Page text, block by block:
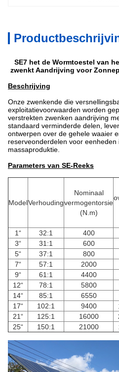
SE7 het de Wormtoestel van
zwenkt Aandrijving voor
Beschrijving
Onze zwenkende die
exploitatievoorwaarden worden
verstrekten zwenken aandrijving
standaard verminderde delen,
ontwerpen over de gehele waaier
reserveonderdelen voor eenheden
massaproduktie.
Parameters van SE-Reeks
ModelVerhouding
Nominaal
vermogentorsie
(N.m)
1“ 32:1 400
3“
31:1 600
5“
37:1 800
7“
57:1 2000
9“
61:1 4400
12“
78:1 5800
14“
85:1 6550
17“
102:1 9400
21“
125:1 16000
25“
150:1 21000